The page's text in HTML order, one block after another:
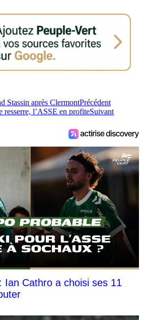
Stassin après ClermontPrécédent
resserre, l’ASSE en profiteSuivant
Ian Cathro a choisi ses 11